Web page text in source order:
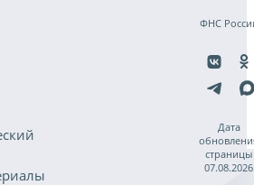
ФНС
Дата
страницы
07.08.2026